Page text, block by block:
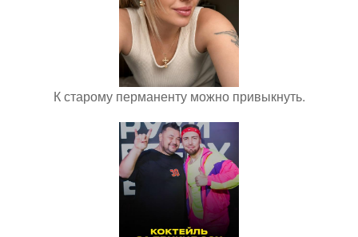
К старому перманенту можно привыкнуть.